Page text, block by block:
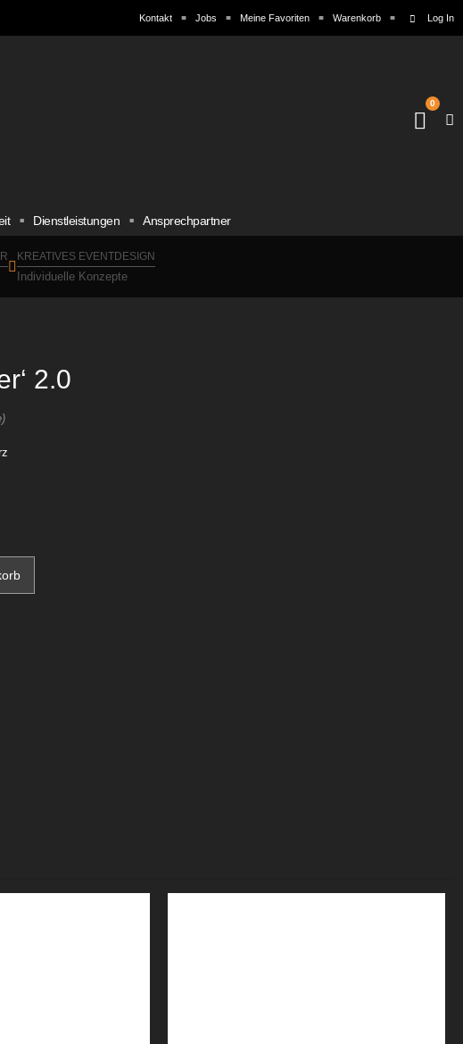
Kontakt Jobs Meine Favoriten Warenkorb Log In
0
Dienstleistungen Ansprechpartner
KREATIVES EVENTDESIGN
Individuelle Konzepte
2.0